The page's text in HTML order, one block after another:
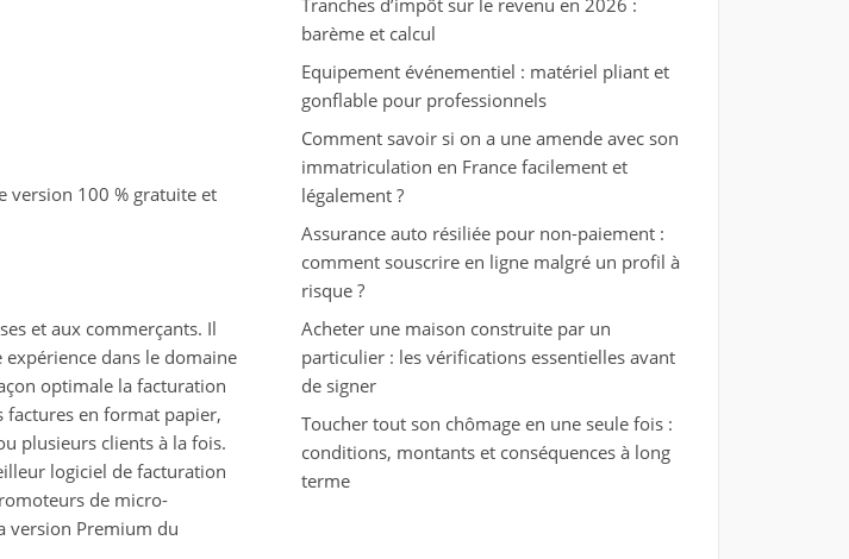
version 100 % gratuite et
et aux commerçants. Il
dans le domaine
optimale la facturation
factures en format papier,
plusieurs clients à la fois.
logiciel de facturation
de micro-
version Premium du
Tranches d’impôt sur le revenu en 2026 :
barème et calcul
Equipement événementiel : matériel pliant et
gonflable pour professionnels
Comment savoir si on a une amende avec son
immatriculation en France facilement et
légalement ?
Assurance auto résiliée pour non-paiement :
comment souscrire en ligne malgré un profil à
risque ?
Acheter une maison construite par un
particulier : les vérifications essentielles avant
de signer
Toucher tout son chômage en une seule fois :
conditions, montants et conséquences à long
terme